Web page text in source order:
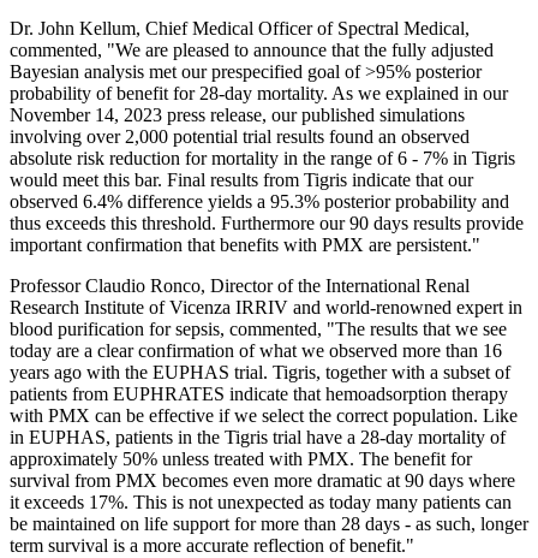
Dr. John Kellum, Chief Medical Officer of Spectral Medical,
commented, "We are pleased to announce that the fully adjusted
Bayesian analysis met our prespecified goal of >95% posterior
probability of benefit for 28-day mortality. As we explained in our
November 14, 2023 press release, our published simulations
involving over 2,000 potential trial results found an observed
absolute risk reduction for mortality in the range of 6 - 7% in Tigris
would meet this bar. Final results from Tigris indicate that our
observed 6.4% difference yields a 95.3% posterior probability and
thus exceeds this threshold. Furthermore our 90 days results provide
important confirmation that benefits with PMX are persistent."
Professor Claudio Ronco, Director of the International Renal
Research Institute of Vicenza IRRIV and world-renowned expert in
blood purification for sepsis, commented, "The results that we see
today are a clear confirmation of what we observed more than 16
years ago with the EUPHAS trial. Tigris, together with a subset of
patients from EUPHRATES indicate that hemoadsorption therapy
with PMX can be effective if we select the correct population. Like
in EUPHAS, patients in the Tigris trial have a 28-day mortality of
approximately 50% unless treated with PMX. The benefit for
survival from PMX becomes even more dramatic at 90 days where
it exceeds 17%. This is not unexpected as today many patients can
be maintained on life support for more than 28 days - as such, longer
term survival is a more accurate reflection of benefit."